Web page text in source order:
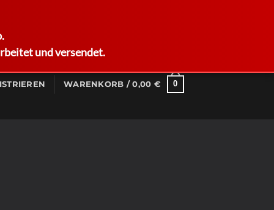
und versendet.
WARENKORB /0,00 € 0